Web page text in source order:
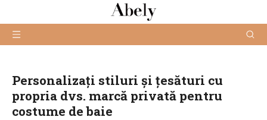
Personalizați stiluri și țesături cu
propria dvs. marcă privată pentru
costume de baie